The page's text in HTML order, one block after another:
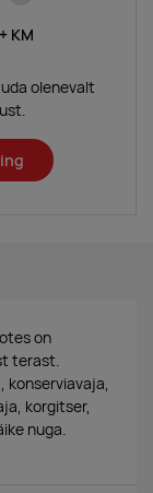
+ KM
olenevalt
on
terast.
konserviavaja,
korgitser,
nuga.